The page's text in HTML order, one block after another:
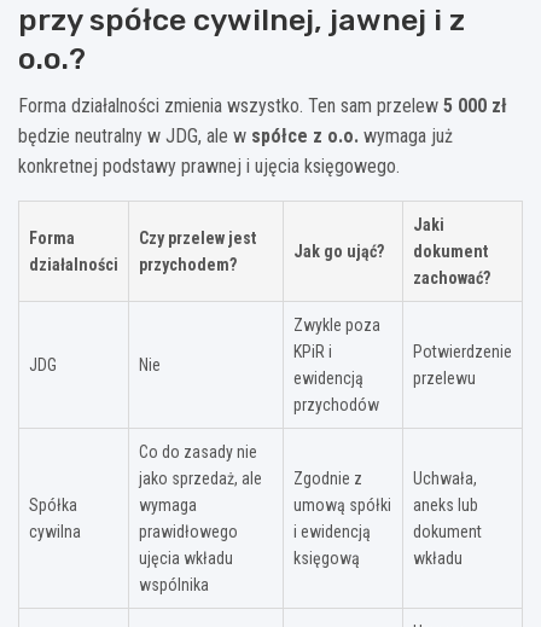
przy spółce cywilnej, jawnej i z
o.o.?
Forma działalności zmienia wszystko. Ten sam przelew 5 000 zł
będzie neutralny w JDG, ale w spółce z o.o. wymaga już
konkretnej podstawy prawnej i ujęcia księgowego.
Forma
działalności
Czy przelew jest
przychodem?
Jak go ująć?
Jaki
dokument
zachować?
JDG Nie
Zwykle poza
KPiR i
ewidencją
przychodów
Potwierdzenie
przelewu
Spółka
cywilna
Co do zasady nie
jako sprzedaż, ale
wymaga
prawidłowego
ujęcia wkładu
wspólnika
Zgodnie z
umową spółki
i ewidencją
księgową
Uchwała,
aneks lub
dokument
wkładu